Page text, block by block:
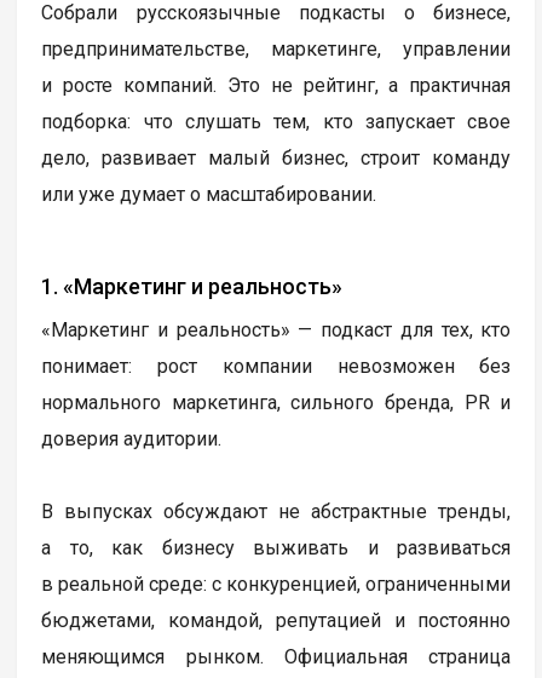
Собрали русскоязычные подкасты о бизнесе,
предпринимательстве, маркетинге, управлении
и росте компаний. Это не рейтинг, а практичная
подборка: что слушать тем, кто запускает свое
дело, развивает малый бизнес, строит команду
или уже думает о масштабировании.
1. «Маркетинг и реальность»
«Маркетинг и реальность» — подкаст для тех, кто
понимает: рост компании невозможен без
нормального маркетинга, сильного бренда, PR и
доверия аудитории.
В выпусках обсуждают не абстрактные тренды,
а то, как бизнесу выживать и развиваться
в реальной среде: с конкуренцией, ограниченными
бюджетами, командой, репутацией и постоянно
меняющимся рынком. Официальная страница